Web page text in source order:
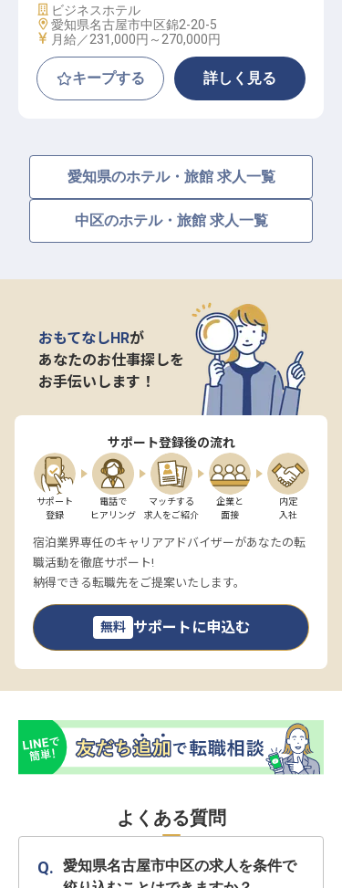
施設業態
ビジネスホテル
勤務地
愛知県名古屋市中区錦2-20-5
給与
月給／231,000円～ 270,000円
キープする 詳しく見る
愛知県のホテル・旅館 求人一覧
中区のホテル・旅館 求人一覧
おもてなしHRが
あなたのお仕事探しを
お手伝いします！
サポート登録後の流れ
サポート
登録
電話で
ヒアリング
マッチする
求人をご紹介
企業と
面接
内定
入社
宿泊業界専任のキャリアアドバイザーがあなたの転
職活動を徹底サポート!
納得できる転職先をご提案いたします。
無料 サポートに申込む
よくある質問
愛知県名古屋市中区の求人を条件で